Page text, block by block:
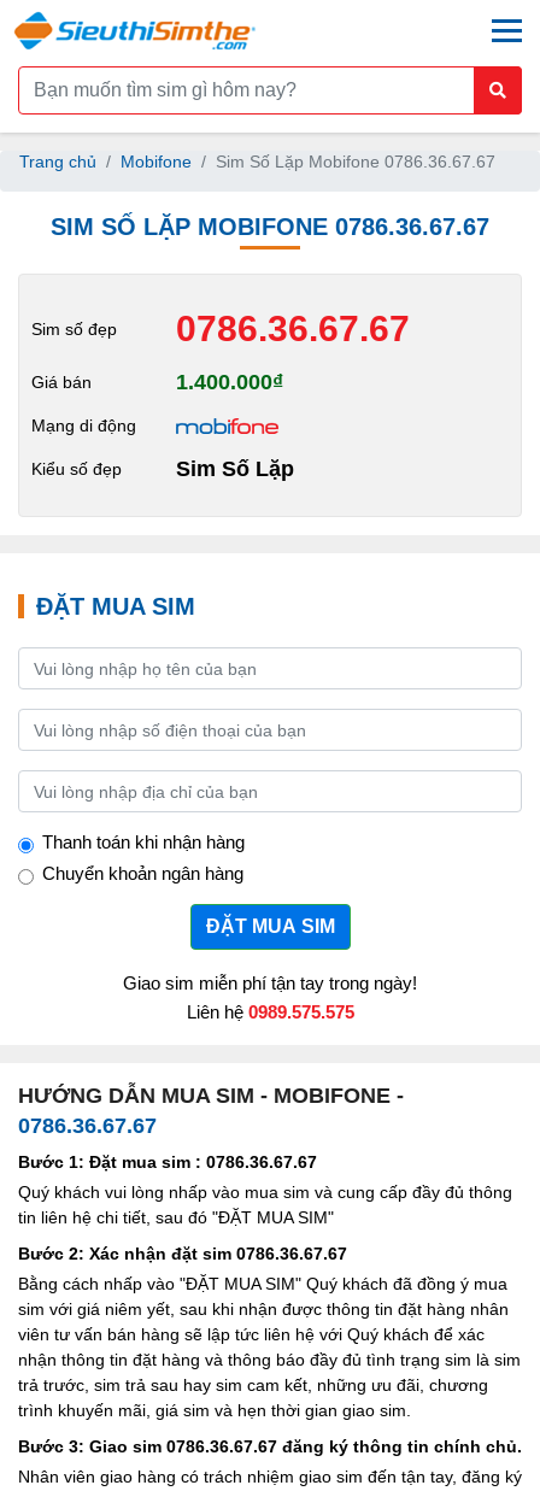
Trang chủ Mobifone Sim Số Lặp Mobifone 0786.36.67.67
SIM SỐ LẶP MOBIFONE 0786.36.67.67
Sim số đẹp 0786.36.67.67
Giá bán 1.400.000₫
Mạng di động
Kiểu số đẹp Sim Số Lặp
ĐẶT MUA SIM
Thanh toán khi nhận hàng
Chuyển khoản ngân hàng
ĐẶT MUA SIM
Giao sim miễn phí tận tay trong ngày!
Liên hệ 0989.575.575
HƯỚNG DẪN MUA SIM - MOBIFONE -
0786.36.67.67
Bước 1: Đặt mua sim : 0786.36.67.67
Quý khách vui lòng nhấp vào mua sim và cung cấp đầy đủ thông
tin liên hệ chi tiết, sau đó "ĐẶT MUA SIM"
Bước 2: Xác nhận đặt sim 0786.36.67.67
Bằng cách nhấp vào "ĐẶT MUA SIM" Quý khách đã đồng ý mua
sim với giá niêm yết, sau khi nhận được thông tin đặt hàng nhân
viên tư vấn bán hàng sẽ lập tức liên hệ với Quý khách để xác
nhận thông tin đặt hàng và thông báo đầy đủ tình trạng sim là sim
trả trước, sim trả sau hay sim cam kết, những ưu đãi, chương
trình khuyến mãi, giá sim và hẹn thời gian giao sim.
Bước 3: Giao sim 0786.36.67.67 đăng ký thông tin chính chủ.
Nhân viên giao hàng có trách nhiệm giao sim đến tận tay, đăng ký